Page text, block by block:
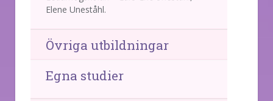
Elene Uneståhl.
Övriga utbildningar
Egna studier